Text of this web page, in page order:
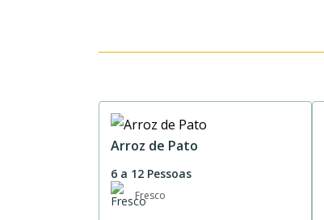
Arroz de Pato
6 a 12 Pessoas
Fresco